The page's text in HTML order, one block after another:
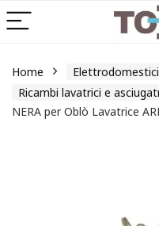
Home Elettrodomestici
Ricambi lavatrici e
NERA per Oblò Lavatrice